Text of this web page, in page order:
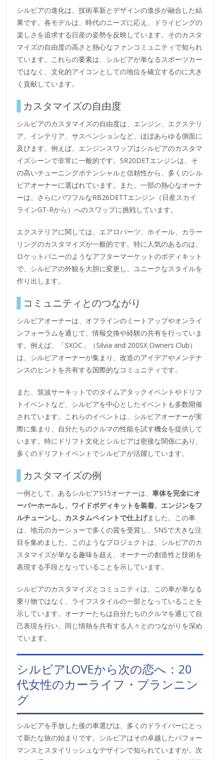
シルビアの進化は、技術革新とデザインの進歩が融合した結
果です。各モデルは、時代のニーズに応え、ドライビングの
楽しさを追求する日産の姿勢を反映しています。そのカスタ
マイズの自由度の高さと熱心なファンコミュニティで知られ
ています。これらの要素は、シルビアが単なるスポーツカー
ではなく、文化的アイコンとしての地位を確立するのに大き
く貢献しています。
カスタマイズの自由度
シルビアのカスタマイズの自由度は、エンジン、エクステリ
ア、インテリア、サスペンションなど、ほぼあらゆる側面に
及びます。例えば、エンジンスワップはシルビアのカスタマ
イズシーンで非常に一般的です。SR20DETエンジンは、そ
の高いチューニングポテンシャルと信頼性から、多くのシル
ビアオーナーに選ばれています。また、一部の熱心なオーナ
ーは、さらにパワフルなRB26DETTエンジン（日産スカイ
ラインGT-Rから）へのスワップに挑戦しています。
エクステリアに関しては、エアロパーツ、ホイール、カラー
リングのカスタマイズが一般的です。特に人気のあるのは、
ロケットバニーのようなアフターマーケットのボディキット
で、シルビアの外観を大胆に変更し、ユニークなスタイルを
作り出します。
コミュニティとのつながり
シルビアオーナーは、オフラインのミートアップやオンライ
ンフォーラムを通じて、情報交換や経験の共有を行っていま
す。例えば、「SXOC」（Silvia and 200SX Owners Club）
は、シルビアオーナーが集まり、改造のアイデアやメンテナ
ンスのヒントを共有する国際的なコミュニティです。
また、筑波サーキットでのタイムアタックイベントやドリフ
トイベントなど、シルビアを中心としたイベントも多数開催
されています。これらのイベントは、シルビアオーナーが実
際に集まり、自分たちのクルマの性能を試す機会を提供して
います。特にドリフト文化とシルビアは密接な関係にあり、
多くのドリフトイベントでシルビアが活躍しています。
カスタマイズの例
一例として、あるシルビアS15オーナーは、車体を完全にオ
ーバーホールし、ワイドボディキットを装着、エンジンをフ
ルチューンし、カスタムペイントで仕上げました。この車
は、地元のカーショーで多くの賞を受賞し、SNSで大きな注
目を集めました。このようなプロジェクトは、シルビアのカ
スタマイズが単なる趣味を超え、オーナーの創造性と技術を
表現する手段となっていることを示しています。
シルビアのカスタマイズとコミュニティは、この車が単なる
乗り物ではなく、ライフスタイルの一部となっていることを
示しています。オーナーたちは自分たちのクルマを通じて自
己表現を行い、同じ情熱を共有する人々とのつながりを深め
ています。
シルビアLOVEから次の恋へ：20
代女性のカーライフ・プランニン
グ
シルビアを手放した後の車選びは、多くのドライバーにとっ
て新たな旅の始まりです。シルビアはその卓越したパフォー
マンスとスタイリッシュなデザインで知られていますが、次